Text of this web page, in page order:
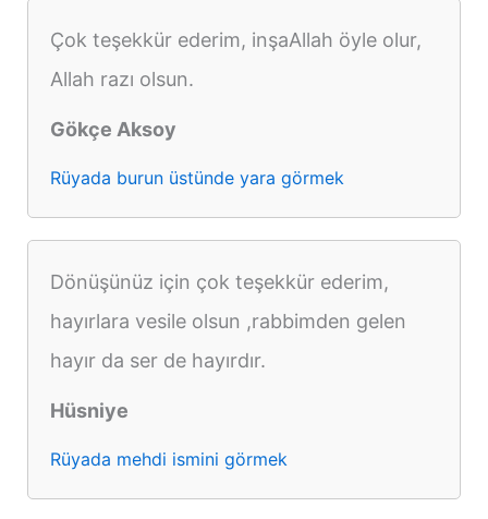
Çok teşekkür ederim, inşaAllah öyle olur,
Allah razı olsun.
Gökçe Aksoy
Rüyada burun üstünde yara görmek
Dönüşünüz için çok teşekkür ederim,
hayırlara vesile olsun ,rabbimden gelen
hayır da ser de hayırdır.
Hüsniye
Rüyada mehdi ismini görmek